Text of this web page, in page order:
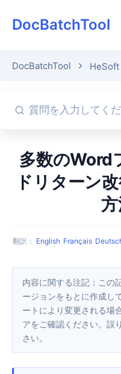
DocBatchTool
DocBatchTool
多数のWordファイルからハー
ドリターン
方
翻訳 ： English Français
内容に関する注記：この記事は公開時点のソフトウェアバ
ージョンをもとに作成し
ートにより変更される場
アをご確認ください。誤
さい。